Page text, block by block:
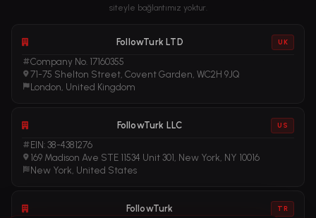
siteyle bağlantımız yoktur.
FollowTurk LTD UK
Company No. 17160355
71-75 Shelton Street, Covent Garden, WC2H 9JQ
London, United Kingdom
FollowTurk LLC US
EIN: 38-4381276
169 Madison Ave STE 11534 Unit 301, New York, NY 10016
New York, United States
FollowTurk TR